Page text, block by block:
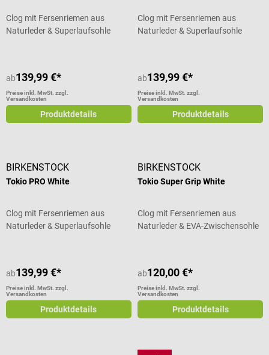
Clog mit Fersenriemen aus
Naturleder & Superlaufsohle
ab139,99 €*
Preise inkl. MwSt. zzgl.
Versandkosten
Produktdetails
Clog mit Fersenriemen aus
Naturleder & Superlaufsohle
ab139,99 €*
Preise inkl. MwSt. zzgl.
Versandkosten
Produktdetails
BIRKENSTOCK
Tokio PRO White
Clog mit Fersenriemen aus
Naturleder & Superlaufsohle
ab139,99 €*
Preise inkl. MwSt. zzgl.
Versandkosten
Produktdetails
BIRKENSTOCK
Tokio Super Grip White
Clog mit Fersenriemen aus
Naturleder & EVA-Zwischensohle
ab120,00 €*
Preise inkl. MwSt. zzgl.
Versandkosten
Produktdetails